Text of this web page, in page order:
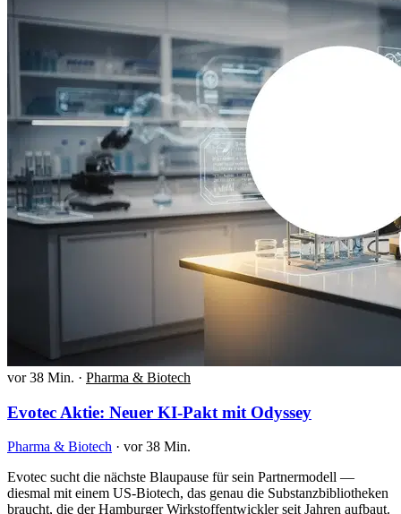
vor 38 Min. · Pharma & Biotech
Evotec Aktie: Neuer KI-Pakt mit Odyssey
Pharma & Biotech · vor 38 Min.
Evotec sucht die nächste Blaupause für sein Partnermodell —
diesmal mit einem US-Biotech, das genau die Substanzbibliotheken
braucht, die der Hamburger Wirkstoffentwickler seit Jahren aufbaut.